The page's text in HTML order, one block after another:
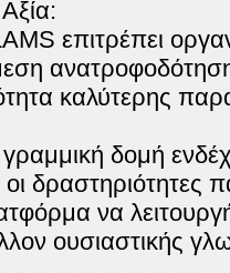
επιτρέπει
καλύτερης
δομή
δραστηριότητες
να
ουσιαστικής